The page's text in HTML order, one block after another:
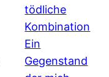
tödliche
Kombination
Ein
Gegenstand